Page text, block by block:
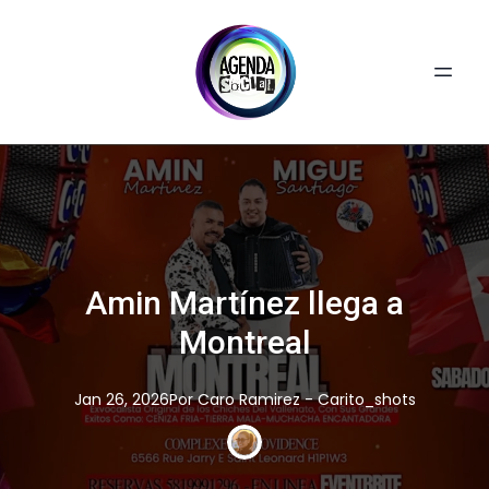
Amin Martínez llega a
Montreal
Jan 26, 2026Por Caro Ramirez - Carito_shots